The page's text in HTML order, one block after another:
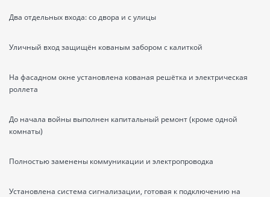
Два отдельных входа: со двора и с улицы
Уличный вход защищён кованым забором с калиткой
На фасадном окне установлена кованая решётка и электрическая
роллета
До начала войны выполнен капитальный ремонт (кроме одной
комнаты)
Полностью заменены коммуникации и электропроводка
Установлена система сигнализации, готовая к подключению на